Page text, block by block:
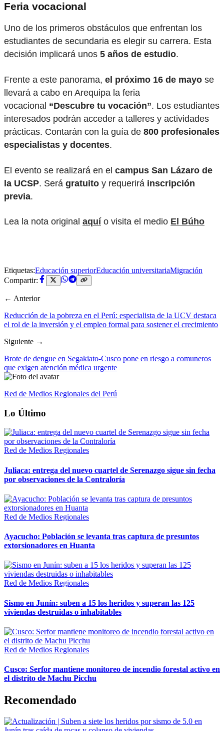
Feria vocacional
Uno de los primeros obstáculos que enfrentan los
estudiantes de secundaria es elegir su carrera. Esta
decisión implicará unos 5 años de estudio.
Frente a este panorama, el próximo 16 de mayo se
llevará a cabo en Arequipa la feria
vocacional “Descubre tu vocación”. Los estudiantes
interesados podrán acceder a talleres y actividades
prácticas. Contarán con la guía de 800 profesionales
especialistas y docentes.
El evento se realizará en el campus San Lázaro de
la UCSP. Será gratuito y requerirá inscripción
previa.
Lea la nota original aquí o visita el medio El Búho
Etiquetas:Educación superiorEducación universitariaMigración
Compartir:
← Anterior
Reducción de la pobreza en el Perú: especialista de la UCV destaca
el rol de la inversión y el empleo formal para sostener el crecimiento
Siguiente →
Brote de dengue en Segakiato-Cusco pone en riesgo a comuneros
que exigen atención médica urgente
Red de Medios Regionales del Perú
Lo Último
Red de Medios Regionales
Juliaca: entrega del nuevo cuartel de Serenazgo sigue sin fecha
por observaciones de la Contraloría
Red de Medios Regionales
Ayacucho: Población se levanta tras captura de presuntos
extorsionadores en Huanta
Red de Medios Regionales
Sismo en Junín: suben a 15 los heridos y superan las 125
viviendas destruidas o inhabitables
Red de Medios Regionales
Cusco: Serfor mantiene monitoreo de incendio forestal activo en
el distrito de Machu Picchu
Recomendado